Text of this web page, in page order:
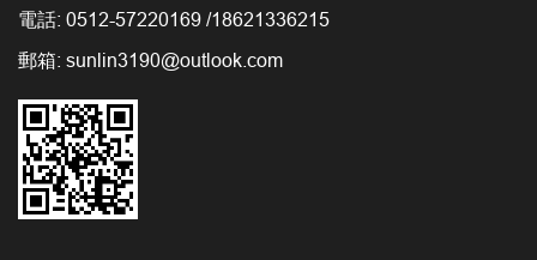
電話: 0512-57220169 /18621336215
郵箱: sunlin3190@outlook.com